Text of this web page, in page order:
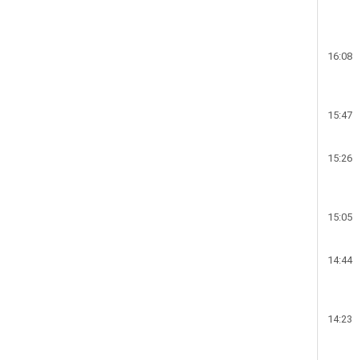
16:08
15:47
15:26
15:05
14:44
14:23